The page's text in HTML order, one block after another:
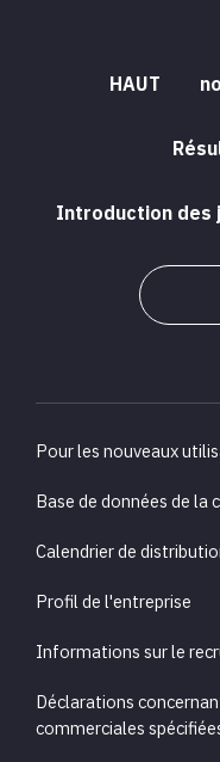
HAUT
Introduction des
Pour les nouveaux
Base de données de la
Calendrier de
Profil de l'entreprise
Informations sur le
Déclarations
commerciales